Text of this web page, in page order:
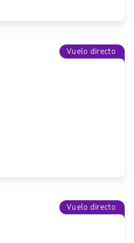
Vuelo directo
Vuelo directo